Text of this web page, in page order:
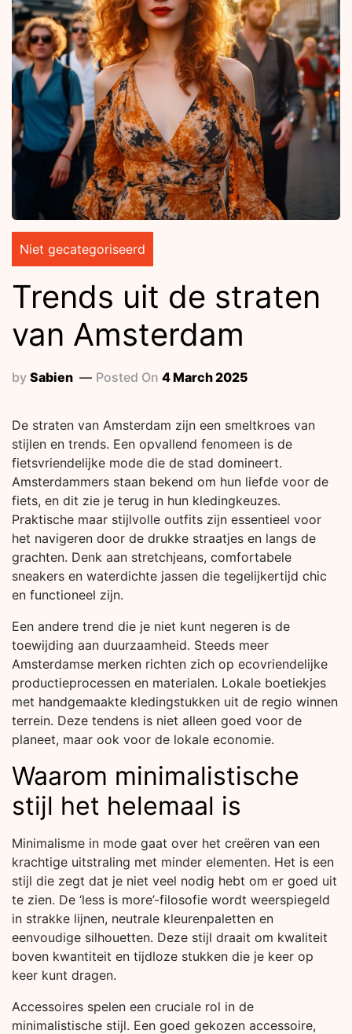
Niet gecategoriseerd
Trends uit de straten
van Amsterdam
by Sabien Posted On 4 March 2025
De straten van Amsterdam zijn een smeltkroes van
stijlen en trends. Een opvallend fenomeen is de
fietsvriendelijke mode die de stad domineert.
Amsterdammers staan bekend om hun liefde voor de
fiets, en dit zie je terug in hun kledingkeuzes.
Praktische maar stijlvolle outfits zijn essentieel voor
het navigeren door de drukke straatjes en langs de
grachten. Denk aan stretchjeans, comfortabele
sneakers en waterdichte jassen die tegelijkertijd chic
en functioneel zijn.
Een andere trend die je niet kunt negeren is de
toewijding aan duurzaamheid. Steeds meer
Amsterdamse merken richten zich op ecovriendelijke
productieprocessen en materialen. Lokale boetiekjes
met handgemaakte kledingstukken uit de regio winnen
terrein. Deze tendens is niet alleen goed voor de
planeet, maar ook voor de lokale economie.
Waarom minimalistische
stijl het helemaal is
Minimalisme in mode gaat over het creëren van een
krachtige uitstraling met minder elementen. Het is een
stijl die zegt dat je niet veel nodig hebt om er goed uit
te zien. De ‘less is more’-filosofie wordt weerspiegeld
in strakke lijnen, neutrale kleurenpaletten en
eenvoudige silhouetten. Deze stijl draait om kwaliteit
boven kwantiteit en tijdloze stukken die je keer op
keer kunt dragen.
Accessoires spelen een cruciale rol in de
minimalistische stijl. Een goed gekozen accessoire,